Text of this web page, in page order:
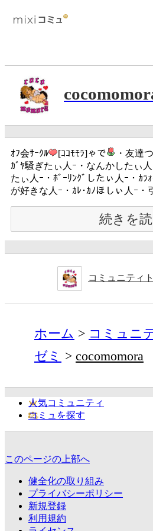
ｵﾌ会ｻｰｸﾙ [ｺｺﾓﾓﾗ]ゃで
・友達
ｶﾞﾔ騒ぎたぃ人ｰ・なんかしたぃ
たぃ人ｰ・ﾎﾞｰﾘﾝｸﾞしたぃ人ｰ・ｶﾗ
が好きな人ｰ・ｶﾚ･ｶﾉほしぃ人ｰ・
続きを
コミュニティ
ホーム コミュニ
ゼミ
cocomomora
人気コミュニティ
コミュを探す
このページの上部へ
健全化の取り組み
プライバシーポリシー
新規登録
利用規約